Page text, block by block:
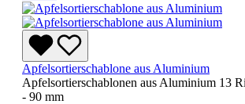
Apfelsortierschablone aus Aluminium
Apfelsortierschablonen aus Aluminium 13
- 90 mm